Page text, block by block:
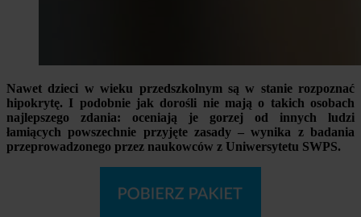
Nawet dzieci w wieku przedszkolnym są w stanie rozpoznać
hipokrytę. I podobnie jak dorośli nie mają o takich osobach
najlepszego zdania: oceniają je gorzej od innych ludzi
łamiących powszechnie przyjęte zasady – wynika z badania
przeprowadzonego przez naukowców z Uniwersytetu SWPS.